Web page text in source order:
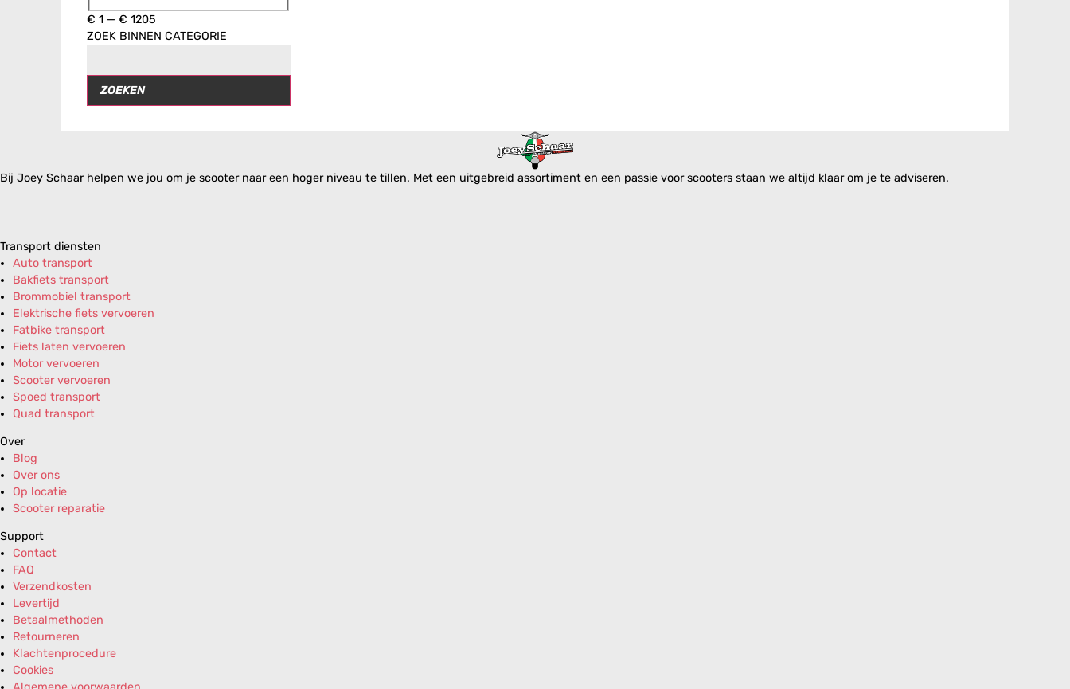
€ 1 — € 1205
ZOEK BINNEN CATEGORIE
ZOEKEN
Bij Joey Schaar helpen we jou om je scooter naar een hoger niveau te tillen. Met een uitgebreid assortiment en een passie voor scooters staan we altijd klaar om je te adviseren.
Transport diensten
Auto transport
Bakfiets transport
Brommobiel transport
Elektrische fiets vervoeren
Fatbike transport
Fiets laten vervoeren
Motor vervoeren
Scooter vervoeren
Spoed transport
Quad transport
Over
Blog
Over ons
Op locatie
Scooter reparatie
Support
Contact
FAQ
Verzendkosten
Levertijd
Betaalmethoden
Retourneren
Klachtenprocedure
Cookies